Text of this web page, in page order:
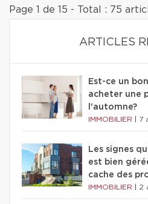
Page 1 de 15 - Total : 75
ARTICLES
Est-ce un
acheter une
l'automne?
IMMOBILIER 7
Les signes
est bien
cache des
IMMOBILIER 2